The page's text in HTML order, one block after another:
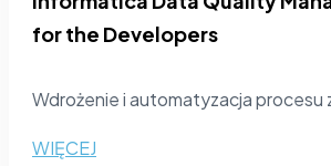
for the Developers
Wdrożenie i automatyzacja
WIĘCEJ